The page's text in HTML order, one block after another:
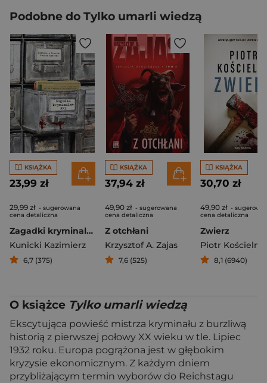
Podobne do Tylko umarli wiedzą
KSIĄŻKA
23,99 zł
29,99 zł - sugerowana
cena detaliczna
Zagadki kryminalne PRL
Kunicki Kazimierz
6,7 (375)
KSIĄŻKA
37,94 zł
49,90 zł - sugerowana
cena detaliczna
Z otchłani
Krzysztof A. Zajas
7,6 (525)
KSIĄŻKA
30,70 zł
49,90 zł -
cena detaliczna
Zwierz
Piotr Kościelny
8,1 (6940)
O książce Tylko umarli wiedzą
Ekscytująca powieść mistrza kryminału z burzliwą
historią z pierwszej połowy XX wieku w tle. Lipiec
1932 roku. Europa pogrążona jest w głębokim
kryzysie ekonomicznym. Z każdym dniem
przybliżającym termin wyborów do Reichstagu